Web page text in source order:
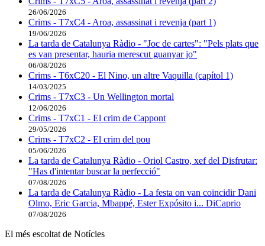
26/06/2026
Crims - T7xC4 - Aroa, assassinat i revenja (part 1)
19/06/2026
La tarda de Catalunya Ràdio - "Joc de cartes": "Pels plats que
es van presentar, hauria merescut guanyar jo"
06/08/2026
Crims - T6xC20 - El Nino, un altre Vaquilla (capítol 1)
14/03/2025
Crims - T7xC3 - Un Wellington mortal
12/06/2026
Crims - T7xC1 - El crim de Cappont
29/05/2026
Crims - T7xC2 - El crim del pou
05/06/2026
La tarda de Catalunya Ràdio - Oriol Castro, xef del Disfrutar:
"Has d'intentar buscar la perfecció"
07/08/2026
La tarda de Catalunya Ràdio - La festa on van coincidir Dani
Olmo, Eric Garcia, Mbappé, Ester Expósito i... DiCaprio
07/08/2026
El més escoltat de Notícies